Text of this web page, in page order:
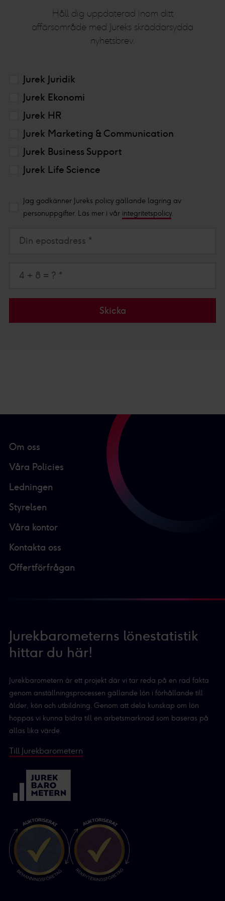
Håll dig uppdaterad inom ditt
affärsområde med Jureks skräddarsydda
nyhetsbrev.
Jurek Juridik
Jurek Ekonomi
Jurek HR
Jurek Marketing & Communication
Jurek Business Support
Jurek Life Science
Jag godkänner Jureks policy gällande lagring av
personuppgifter. Läs mer i vår integritetspolicy.
Din epostadress *
4 + 8 = ? *
Skicka
Om oss
Våra Policies
Ledningen
Styrelsen
Våra kontor
Kontakta oss
Offertförfrågan
Jurekbarometerns lönestatistik
hittar du här!
Jurekbarometern är ett projekt där vi tar reda på en rad fakta
genom anställningsprocessen gällande lön i förhållande till
ålder, kön och utbildning. Genom att dela kunskap om lön
hoppas vi kunna bidra till en arbetsmarknad som baseras på
allas lika värde.
Till Jurekbarometern